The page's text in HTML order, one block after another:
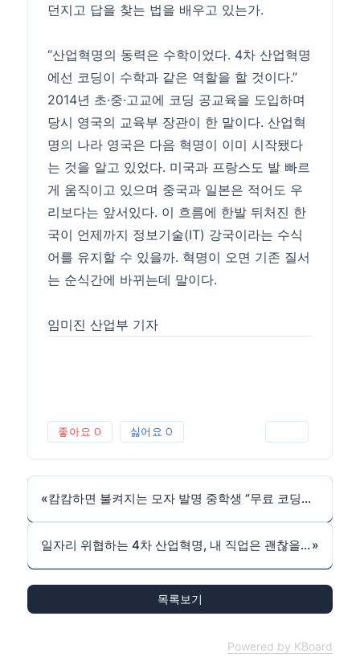
던지고 답을 찾는 법을 배우고 있는가.
“산업혁명의 동력은 수학이었다. 4차 산업혁명
에선 코딩이 수학과 같은 역할을 할 것이다.”
2014년 초·중·고교에 코딩 공교육을 도입하며
당시 영국의 교육부 장관이 한 말이다. 산업혁
명의 나라 영국은 다음 혁명이 이미 시작됐다
는 것을 알고 있었다. 미국과 프랑스도 발 빠르
게 움직이고 있으며 중국과 일본은 적어도 우
리보다는 앞서있다. 이 흐름에 한발 뒤처진 한
국이 언제까지 정보기술(IT) 강국이라는 수식
어를 유지할 수 있을까. 혁명이 오면 기존 질서
는 순식간에 바뀌는데 말이다.
임미진 산업부 기자
좋아요 0 싫어요 0
« 캄캄하면 불켜지는 모자 발명 중학생 “무료 코딩교육 덕”
일자리 위협하는 4차 산업혁명, 내 직업은 괜찮을까 »
목록보기
Powered by KBoard